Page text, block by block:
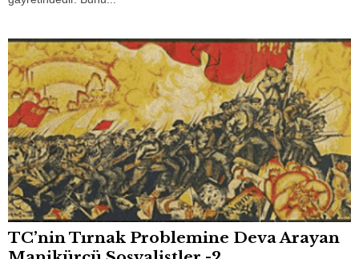
TC’nin Tırnak Problemine Deva Arayan